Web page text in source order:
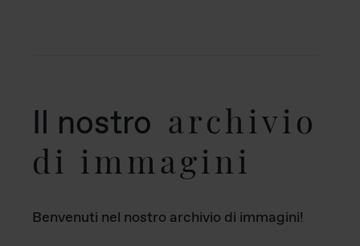
Il nostro archivio
di immagini
Benvenuti nel nostro archivio di immagini!